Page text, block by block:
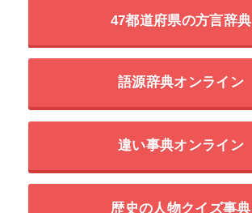
47都道府県の方言辞典
語源辞典オンライン
違い事典オンライン
歴史の人物クイズ事典